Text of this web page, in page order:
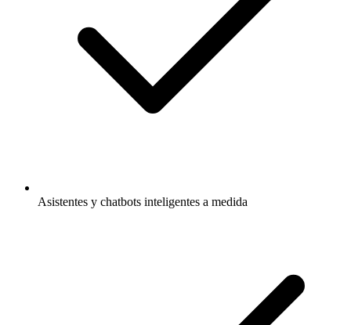
Asistentes y chatbots inteligentes a medida